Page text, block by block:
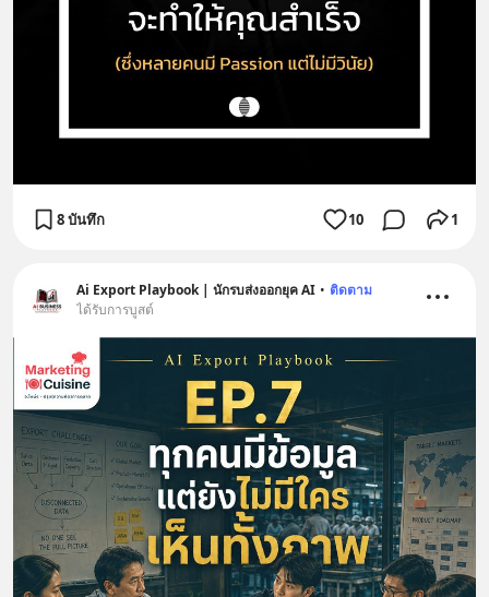
8 บันทึก 10 1
Ai Export Playbook | นักรบส่งออกยุค AI • ติดตาม
ได้รับการบูสต์